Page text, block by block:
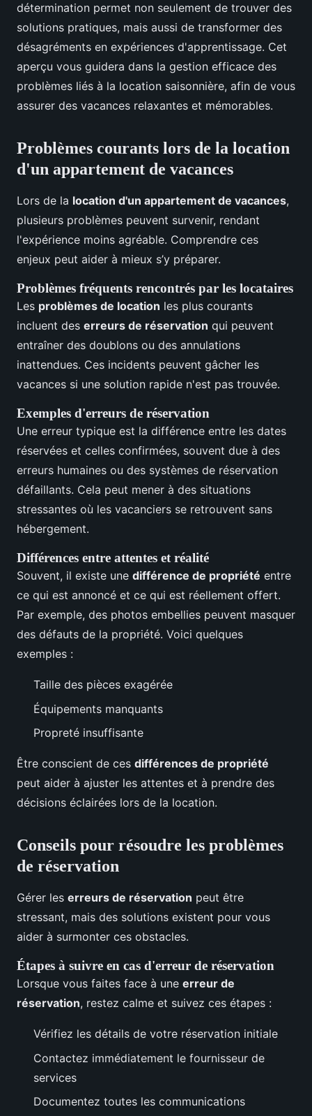
détermination permet non seulement de trouver des
solutions pratiques, mais aussi de transformer des
désagréments en expériences d'apprentissage. Cet
aperçu vous guidera dans la gestion efficace des
problèmes liés à la location saisonnière, afin de vous
assurer des vacances relaxantes et mémorables.
Problèmes courants lors de la location
d'un appartement de vacances
Lors de la location d'un appartement de vacances,
plusieurs problèmes peuvent survenir, rendant
l'expérience moins agréable. Comprendre ces
enjeux peut aider à mieux s’y préparer.
Problèmes fréquents rencontrés par les locataires
Les problèmes de location les plus courants
incluent des erreurs de réservation qui peuvent
entraîner des doublons ou des annulations
inattendues. Ces incidents peuvent gâcher les
vacances si une solution rapide n'est pas trouvée.
Exemples d'erreurs de réservation
Une erreur typique est la différence entre les dates
réservées et celles confirmées, souvent due à des
erreurs humaines ou des systèmes de réservation
défaillants. Cela peut mener à des situations
stressantes où les vacanciers se retrouvent sans
hébergement.
Différences entre attentes et réalité
Souvent, il existe une différence de propriété entre
ce qui est annoncé et ce qui est réellement offert.
Par exemple, des photos embellies peuvent masquer
des défauts de la propriété. Voici quelques
exemples :
Taille des pièces exagérée
Équipements manquants
Propreté insuffisante
Être conscient de ces différences de propriété
peut aider à ajuster les attentes et à prendre des
décisions éclairées lors de la location.
Conseils pour résoudre les problèmes
de réservation
Gérer les erreurs de réservation peut être
stressant, mais des solutions existent pour vous
aider à surmonter ces obstacles.
Étapes à suivre en cas d'erreur de réservation
Lorsque vous faites face à une erreur de
réservation, restez calme et suivez ces étapes :
Vérifiez les détails de votre réservation initiale
Contactez immédiatement le fournisseur de
services
Documentez toutes les communications